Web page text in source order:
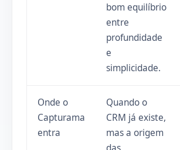
bom equilíbrio
entre
profundidade
e
simplicidade.
Onde o
Capturama
entra
Quando o
CRM já existe,
mas a origem